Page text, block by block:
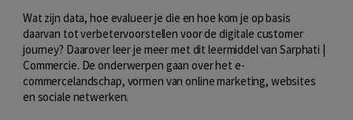
Wat zijn data, hoe evalueer je die en hoe kom je op basis
daarvan tot verbetervoorstellen voor de digitale customer
journey? Daarover leer je meer met dit leermiddel van Sarphati |
Commercie. De onderwerpen gaan over het e-
commercelandschap, vormen van online marketing, websites
en sociale netwerken.